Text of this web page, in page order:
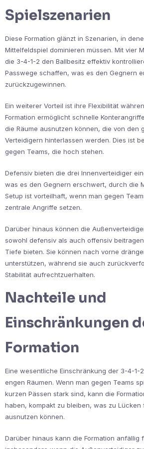
Spielszenarien
Diese Formation glänzt in Szenarien, in
Mittelfeldspiel dominieren müssen. Mit vier
die 3-4-1-2 den Ballbesitz effektiv
Passwege schaffen, was es den Gegnern
zurückzugewinnen.
Ein weiterer Vorteil ist ihre Flexibilität
Formation ermöglicht schnelle
die Räume ausnutzen können, die von den
Verteidigern hinterlassen werden. Dies ist
gegen Teams, die hoch stehen.
Defensiv bieten die drei Innenverteidiger
was es den Gegnern erschwert, durch die
Setup ist vorteilhaft, wenn man gegen
zentrale Angriffe setzen.
Darüber hinaus können die
sowohl defensiv als auch offensiv
Tiefe bieten. Sie können nach vorne
unterstützen, während sie auch
Stabilität aufrechtzuerhalten.
Nachteile und
Einschränkungen
Formation
Eine wesentliche Einschränkung der 3-4-1-
engen Räumen. Wenn man gegen Teams
kurzen Pässen stark sind, kann die
haben, kompakt zu bleiben, was zu
ausnutzen können.
Darüber hinaus kann die Formation anfällig